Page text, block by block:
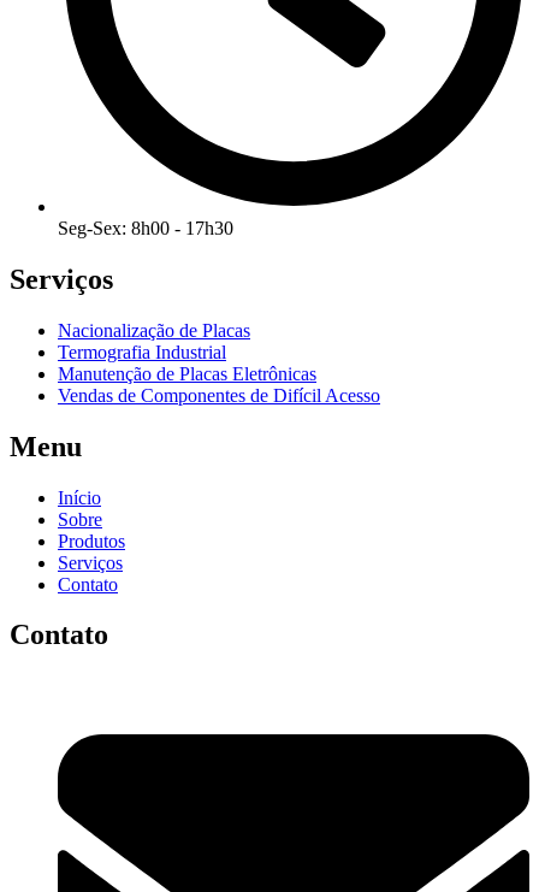
Seg-Sex: 8h00 - 17h30
Serviços
Nacionalização de Placas
Termografia Industrial
Manutenção de Placas Eletrônicas
Vendas de Componentes de Difícil Acesso
Menu
Início
Sobre
Produtos
Serviços
Contato
Contato